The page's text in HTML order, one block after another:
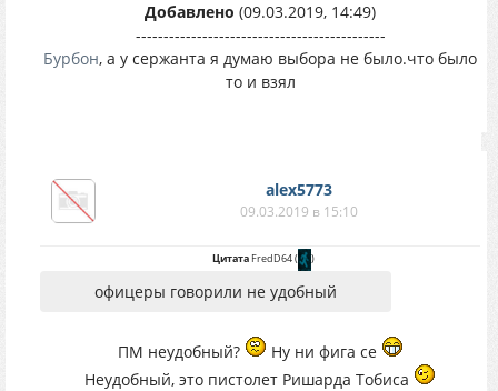
Добавлено (09.03.2019, 14:49)
---------------------------------------------
Бурбон, а у сержанта я думаю выбора не было.что было
то и взял
alex5773
09.03.2019 в 15:10
ЦитатаFredD64( )
офицеры говорили не удобный
ПМ неудобный?
Ну ни фига се
Неудобный, это пистолет Ришарда Тобиса